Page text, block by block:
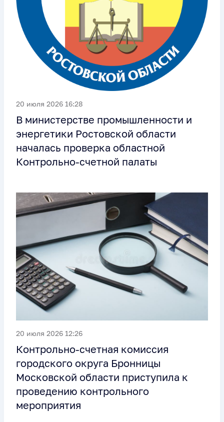
20 июля 2026 16:28
В министерстве промышленности и
энергетики Ростовской области
началась проверка областной
Контрольно-счетной палаты
20 июля 2026 12:26
Контрольно-счетная комиссия
городского округа Бронницы
Московской области приступила к
проведению контрольного
мероприятия